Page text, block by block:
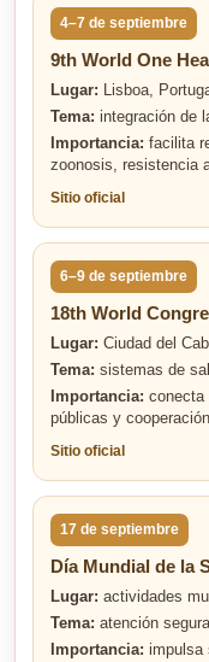
4–7 de septiembre
9th World One
Lugar: Lisboa,
Tema: integración de
Importancia: facilita
zoonosis, resistencia
Sitio oficial
6–9 de septiembre
18th World
Lugar: Ciudad del
Tema: sistemas de
Importancia: conecta
públicas y
Sitio oficial
17 de septiembre
Día Mundial de la
Lugar: actividades
Tema: atención
Importancia: impulsa